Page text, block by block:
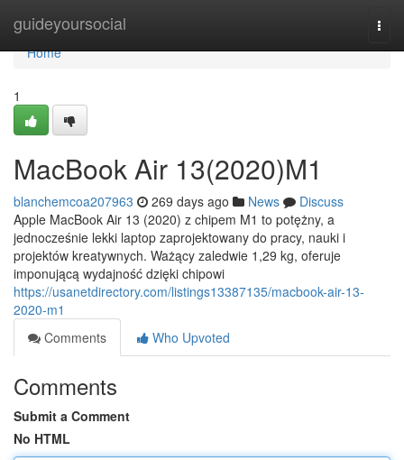
guideyoursocial
Home
Home
1
MacBook Air 13(2020)M1
blanchemcoa207963 269 days ago News
Discuss
Apple MacBook Air 13 (2020) z chipem M1 to potężny, a
jednocześnie lekki laptop zaprojektowany do pracy, nauki i
projektów kreatywnych. Ważący zaledwie 1,29 kg, oferuje
imponującą wydajność dzięki chipowi
https://usanetdirectory.com/listings13387135/macbook-air-13-
2020-m1
Comments
Who Upvoted
Comments
Submit a Comment
No HTML